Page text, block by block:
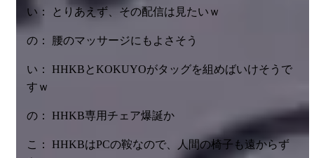
い： とりあえず、その配信は見たいｗ
の： 腰のマッサージにもよさそう
い： HHKBとKOKUYOがタッグを組めばいけそうで
すｗ
の： HHKB専用チェア爆誕か
こ： HHKBはPCの鞍なので、人間の椅子も遠からず